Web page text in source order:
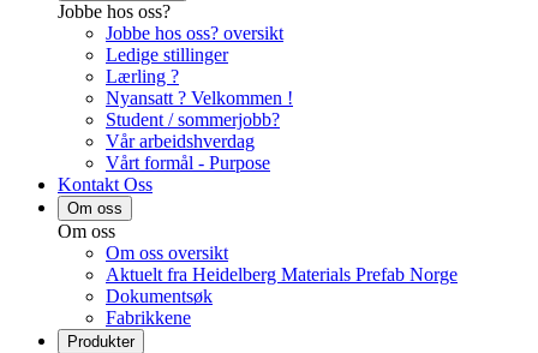
Jobbe hos oss?
Jobbe hos oss? oversikt
Ledige stillinger
Lærling ?
Nyansatt ? Velkommen !
Student / sommerjobb?
Vår arbeidshverdag
Vårt formål - Purpose
Kontakt Oss
Om oss
Om oss
Om oss oversikt
Aktuelt fra Heidelberg Materials Prefab Norge
Dokumentsøk
Fabrikkene
Produkter